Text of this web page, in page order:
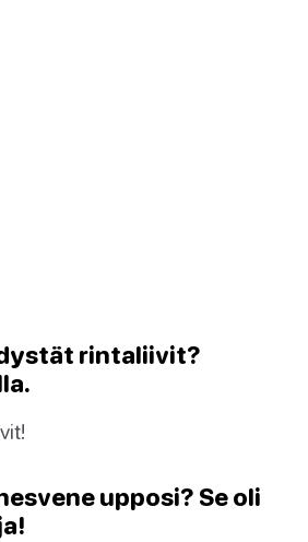
rintaliivit?
upposi? Se oli